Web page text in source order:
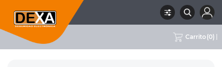
Carrito (0)
MARCA